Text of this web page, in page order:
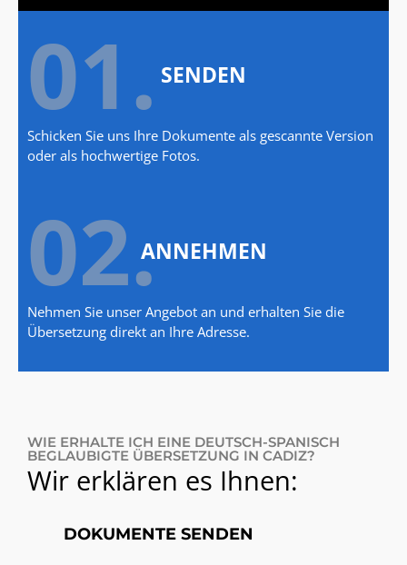
01. SENDEN
Schicken Sie uns Ihre Dokumente als gescannte Version
oder als hochwertige Fotos.
02.ANNEHMEN
Nehmen Sie unser Angebot an und erhalten Sie die
Übersetzung direkt an Ihre Adresse.
WIE ERHALTE ICH EINE DEUTSCH-SPANISCH
BEGLAUBIGTE ÜBERSETZUNG IN CADIZ?
Wir erklären es Ihnen:
DOKUMENTE SENDEN